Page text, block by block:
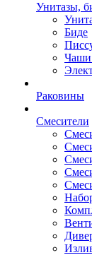
Унитазы,
Биде
Чаши
Раковины
Смесители